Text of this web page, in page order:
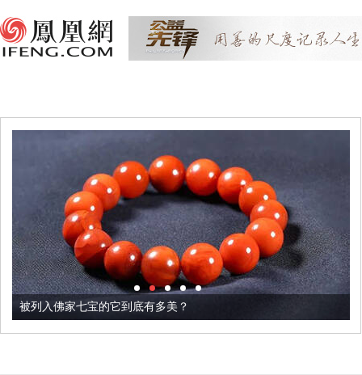
被列入佛家七宝的它到底有多美？